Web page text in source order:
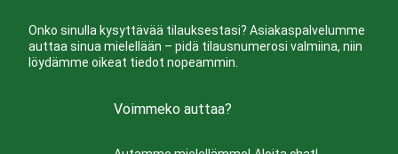
Onko sinulla kysyttävää tilauksestasi? Asiakaspalvelumme
auttaa sinua mielellään – pidä tilausnumerosi valmiina, niin
löydämme oikeat tiedot nopeammin.
Voimmeko auttaa?